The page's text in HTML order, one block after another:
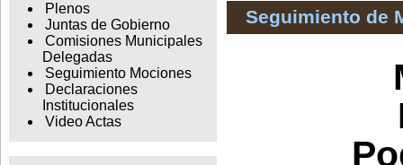
Plenos
Juntas de Gobierno
Comisiones Municipales
Delegadas
Seguimiento Mociones
Declaraciones
Institucionales
Video Actas
Seguimiento de